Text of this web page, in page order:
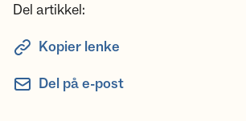
Del artikkel:
Kopier lenke
Del på e-post